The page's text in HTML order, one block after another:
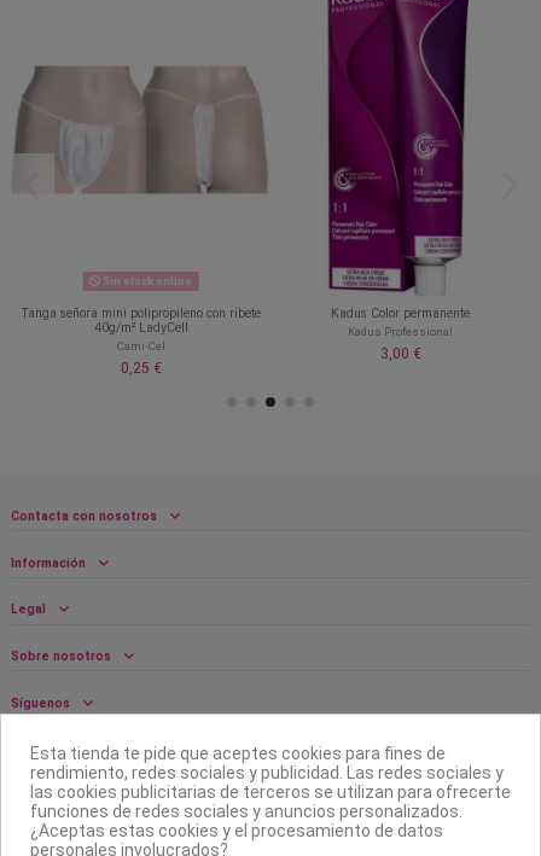
Sin stock online
Tanga señora mini polipropileno con ribete
40g/m² LadyCell
Cami-Cel
0,25 €
Kadus Color permanente
Kadus Professional
3,00 €
Contacta con nosotros
Información
Legal
Sobre nosotros
Síguenos
Boletín
Esta tienda te pide que aceptes cookies para fines de
rendimiento, redes sociales y publicidad. Las redes sociales y
las cookies publicitarias de terceros se utilizan para ofrecerte
funciones de redes sociales y anuncios personalizados.
¿Aceptas estas cookies y el procesamiento de datos
personales involucrados?